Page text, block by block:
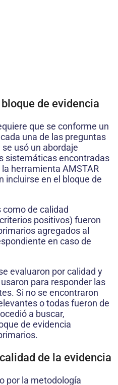
de evidencia
que se conforme un
una de las preguntas
usó un abordaje
sistemáticas encontradas
herramienta AMSTAR
incluirse en el bloque de
de calidad
positivos) fueron
agregados al
en caso de
evaluaron por calidad y
para responder las
Si no se encontraron
o todas fueron de
a buscar,
de evidencia
de la evidencia
por la metodología